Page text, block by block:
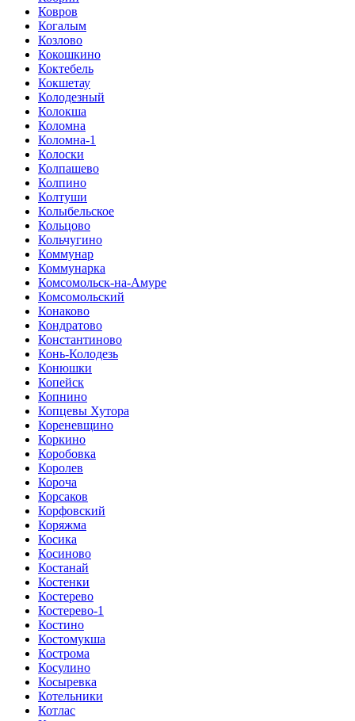
Ковров
Когалым
Козлово
Кокошкино
Коктебель
Кокшетау
Колодезный
Колокша
Коломна
Коломна-1
Колоски
Колпашево
Колпино
Колтуши
Колыбельское
Кольцово
Кольчугино
Коммунар
Коммунарка
Комсомольск-на-Амуре
Комсомольский
Конаково
Кондратово
Константиново
Конь-Колодезь
Конюшки
Копейск
Копнино
Копцевы Хутора
Кореневщино
Коркино
Коробовка
Королев
Короча
Корсаков
Корфовский
Коряжма
Косика
Косиново
Костанай
Костенки
Костерево
Костерево-1
Костино
Костомукша
Кострома
Косулино
Косыревка
Котельники
Котлас